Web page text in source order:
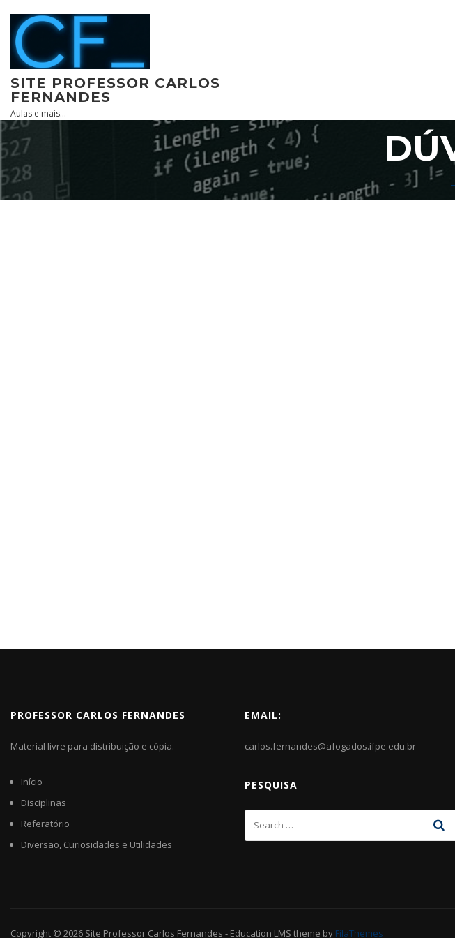
content
SITE PROFESSOR CARLOS
FERNANDES
Aulas e mais…
PROFESSOR CARLOS FERNANDES
Material livre para distribuição e cópia.
Início
Disciplinas
Referatório
Diversão, Curiosidades e Utilidades
EMAIL:
carlos.fernandes@afogados.ifpe.edu.br
PESQUISA
Copyright © 2026 Site Professor Carlos Fernandes - Education LMS theme by FilaThemes